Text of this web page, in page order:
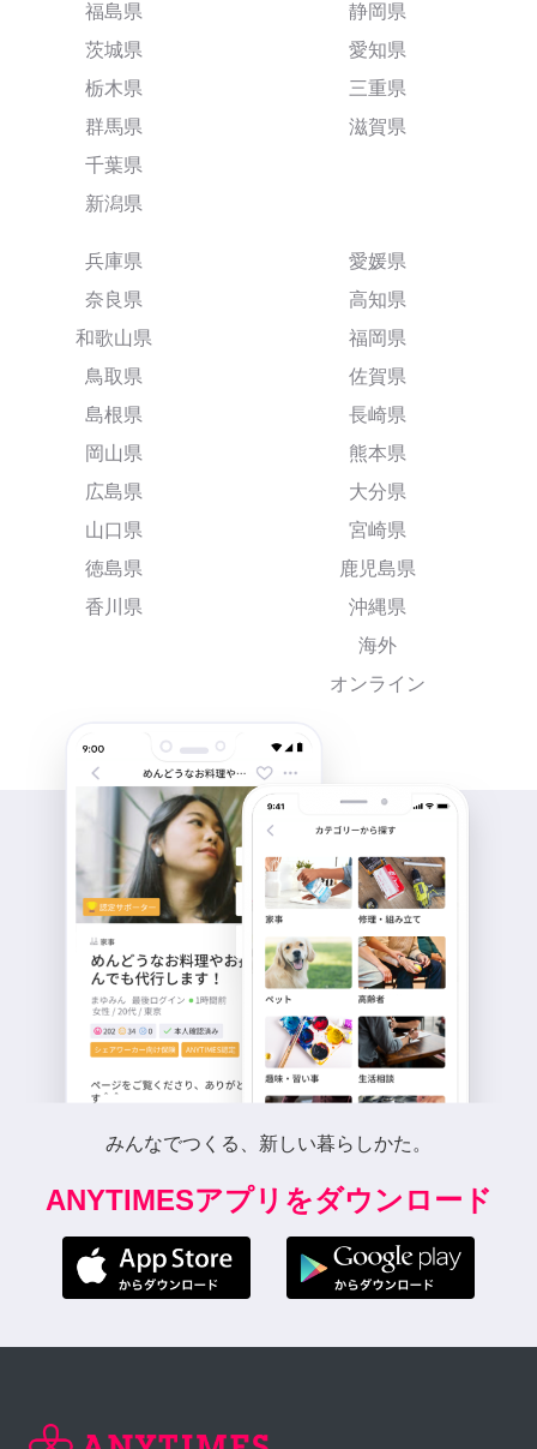
福島県
茨城県
栃木県
群馬県
千葉県
新潟県
静岡県
愛知県
三重県
滋賀県
兵庫県
奈良県
和歌山県
鳥取県
島根県
岡山県
広島県
山口県
徳島県
香川県
愛媛県
高知県
福岡県
佐賀県
長崎県
熊本県
大分県
宮崎県
鹿児島県
沖縄県
海外
オンライン
みんなでつくる、新しい暮らしかた。
ANYTIMESアプリをダウンロード